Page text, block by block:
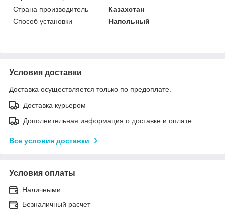
Страна производитель
Казахстан
Способ установки
Напольный
Условия доставки
Доставка осуществляется только по предоплате.
Доставка курьером
Дополнительная информация о доставке и оплате:
Все условия доставки
Условия оплаты
Наличными
Безналичный расчет